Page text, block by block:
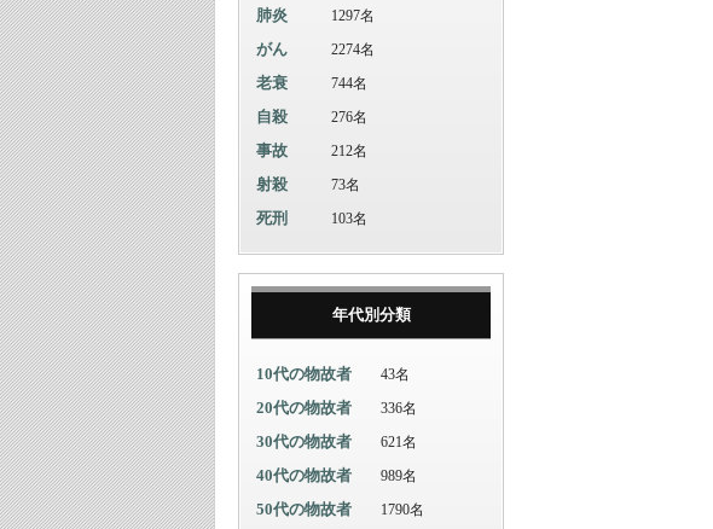
肺炎 1297名
がん 2274名
老衰 744名
自殺 276名
事故 212名
射殺 73名
死刑 103名
年代別分類
10代の物故者 43名
20代の物故者 336名
30代の物故者 621名
40代の物故者 989名
50代の物故者 1790名